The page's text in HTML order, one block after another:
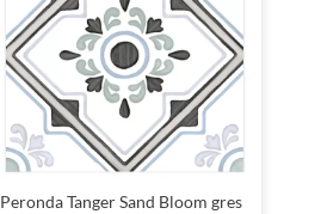
Peronda Tanger Sand Bloom gres